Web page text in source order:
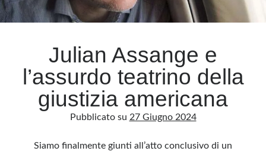
Julian Assange e
l’assurdo teatrino della
giustizia americana
Pubblicato su 27 Giugno 2024
Siamo finalmente giunti all’atto conclusivo di un